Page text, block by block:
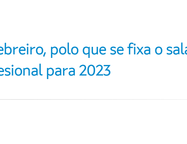
polo que se fixa o
para 2023